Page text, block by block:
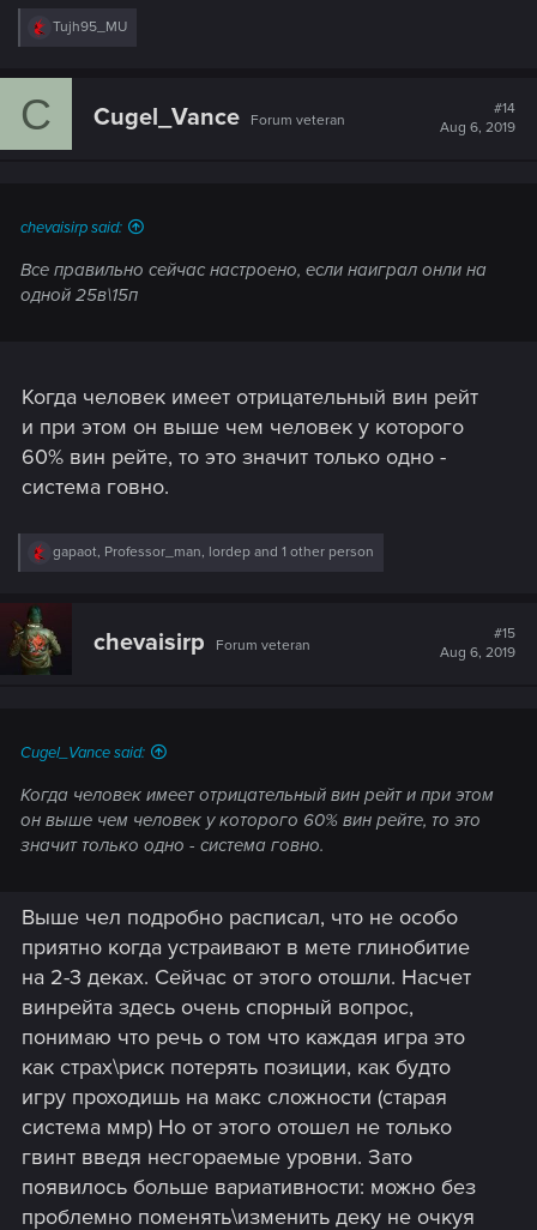
R
c
Tujh95_MU
C Cugel_Vance Forum veteran
#14
Aug 6, 2019
chevaisirp said:
Все правильно сейчас настроено, если наиграл онли на
одной 25в\15п
Когда человек имеет отрицательный вин рейт
и при этом он выше чем человек у которого
60% вин рейте, то это значит только одно -
система говно.
R
t
i
o
gapaot, Professor_man, lordep and 1 other person
chevaisirp Forum veteran
#15
Aug 6, 2019
Cugel_Vance said:
Когда человек имеет отрицательный вин рейт и при этом
он выше чем человек у которого 60% вин рейте, то это
значит только одно - система говно.
Выше чел подробно расписал, что не особо
приятно когда устраивают в мете глинобитие
на 2-3 деках. Сейчас от этого отошли. Насчет
винрейта здесь очень спорный вопрос,
понимаю что речь о том что каждая игра это
как страх\риск потерять позиции, как будто
игру проходишь на макс сложности (старая
система ммр) Но от этого отошел не только
гвинт введя несгораемые уровни. Зато
появилось больше вариативности: можно без
проблемно поменять\изменить деку не очкуя